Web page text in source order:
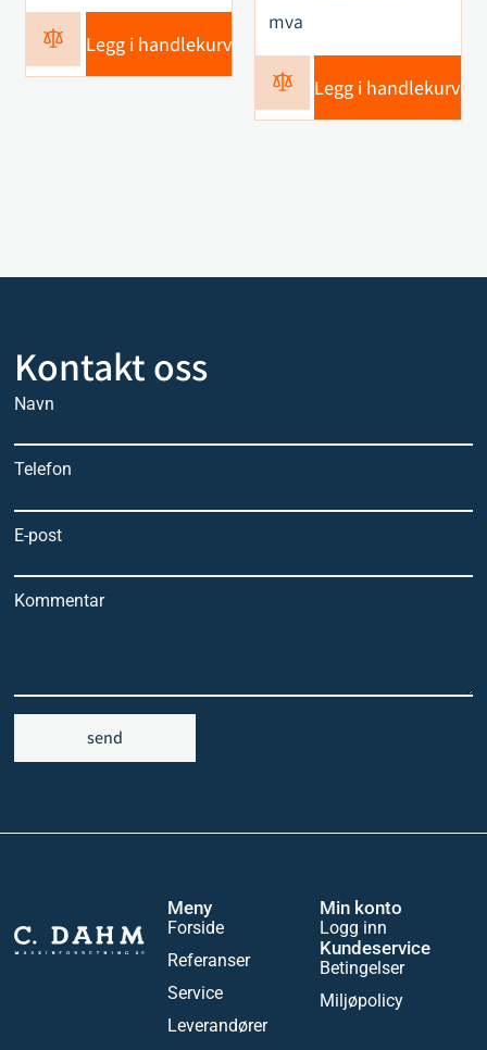
Legg i handlekurv
mva
Legg i handlekurv
Kontakt oss
Navn
Telefon
E-post
Kommentar
send
Meny
Forside
Referanser
Service
Leverandører
Min konto
Logg inn
Kundeservice
Betingelser
Miljøpolicy